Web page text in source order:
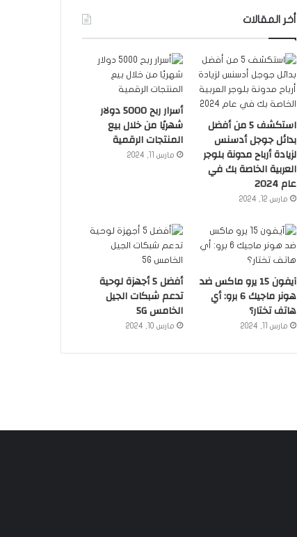
أخر المقالات
استكشف 5 من أفضل
بدائل جوجل أدسنس
لزيادة أرباح مدونة بلوجر
العربية الخاصة بك في
عام 2024
مارس 12, 2024
أسرار ربح 5000 دولار
شهريًا من خلال بيع
المنتجات الرقمية
مارس 11, 2024
آيفون 15 يرو ماكس ضد
هونر ماجيك 6 برو: أي
هاتف تختار؟
مارس 11, 2024
أفضل 5 أجهزة لوحية
تدعم شبكات الجيل
الخامس 5G
مارس 10, 2024